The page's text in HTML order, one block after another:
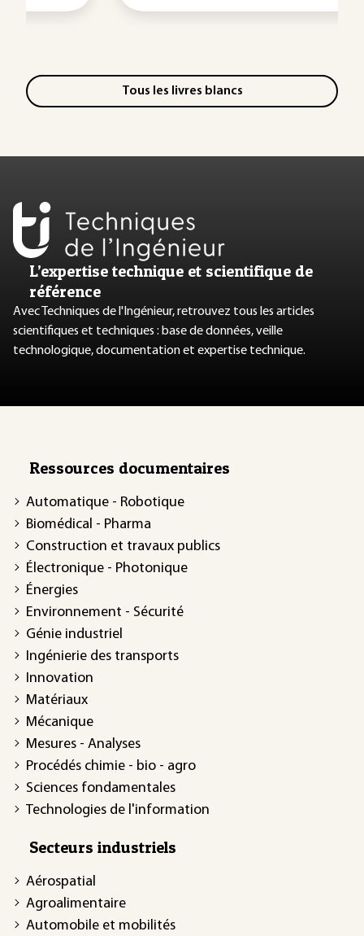
Tous les livres blancs
L’expertise technique et scientifique de
référence
Avec Techniques de l'Ingénieur, retrouvez tous les articles
scientifiques et techniques : base de données, veille
technologique, documentation et expertise technique.
Ressources documentaires
Automatique - Robotique
Biomédical - Pharma
Construction et travaux publics
Électronique - Photonique
Énergies
Environnement - Sécurité
Génie industriel
Ingénierie des transports
Innovation
Matériaux
Mécanique
Mesures - Analyses
Procédés chimie - bio - agro
Sciences fondamentales
Technologies de l'information
Secteurs industriels
Aérospatial
Agroalimentaire
Automobile et mobilités